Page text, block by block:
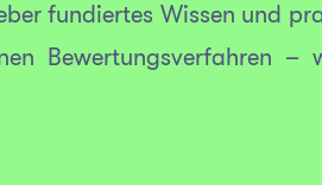
fundiertes Wissen und
Bewertungsverfahren